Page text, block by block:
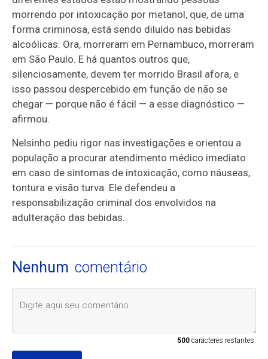
morrendo por intoxicação por metanol, que, de uma
forma criminosa, está sendo diluído nas bebidas
alcoólicas. Ora, morreram em Pernambuco, morreram
em São Paulo. E há quantos outros que,
silenciosamente, devem ter morrido Brasil afora, e
isso passou despercebido em função de não se
chegar — porque não é fácil — a esse diagnóstico —
afirmou.
Nelsinho pediu rigor nas investigações e orientou a
população a procurar atendimento médico imediato
em caso de sintomas de intoxicação, como náuseas,
tontura e visão turva. Ele defendeu a
responsabilização criminal dos envolvidos na
adulteração das bebidas.
Nenhum comentário
500caracteres restantes.